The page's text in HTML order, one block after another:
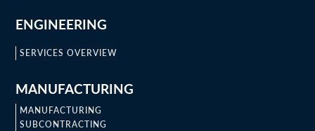
ENGINEERING
SERVICES OVERVIEW
MANUFACTURING
MANUFACTURING
SUBCONTRACTING